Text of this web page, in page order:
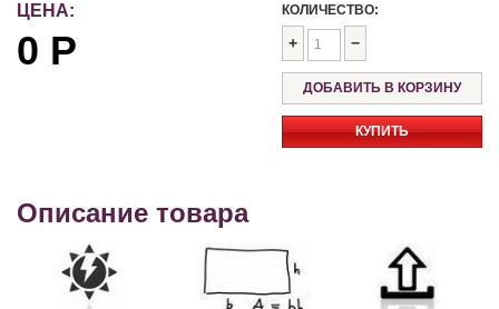
ЦЕНА:
0 Р
КОЛИЧЕСТВО:
+ −
КУПИТЬ
Описание товара